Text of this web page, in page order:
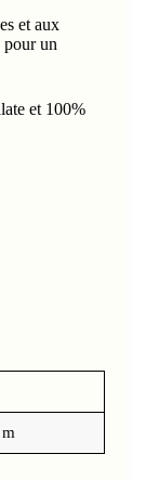
et aux
pour un
et 100%